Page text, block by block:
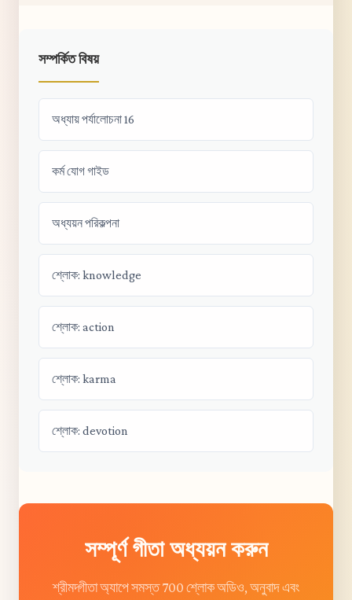
সম্পর্কিত বিষয়
অধ্যায় পর্যালোচনা 16
কর্ম যোগ গাইড
অধ্যয়ন পরিকল্পনা
শ্লোক: knowledge
শ্লোক: action
শ্লোক: karma
শ্লোক: devotion
সম্পূর্ণ গীতা অধ্যয়ন করুন
শ্রীমদ্গীতা অ্যাপে সমস্ত 700 শ্লোক অডিও, অনুবাদ এবং